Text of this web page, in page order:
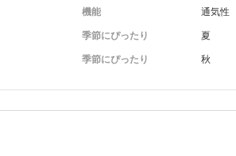
機能 通気性
季節にぴったり 夏
季節にぴったり 秋